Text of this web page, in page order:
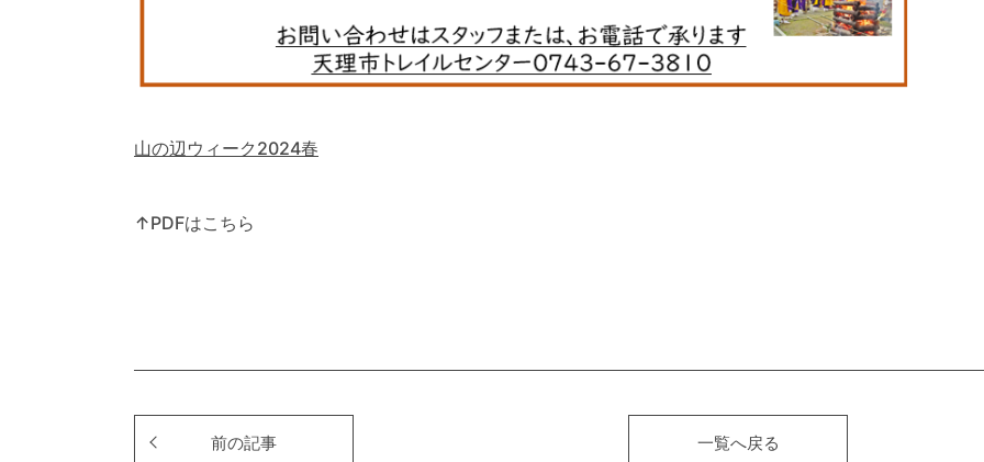
山の辺ウィーク2024春
↑PDFはこちら
前の記事 一覧へ戻る